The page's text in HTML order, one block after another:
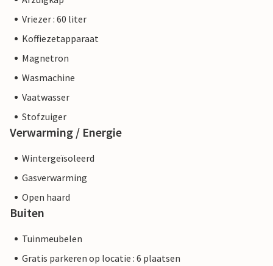
Vriezer : 60 liter
Koffiezetapparaat
Magnetron
Wasmachine
Vaatwasser
Stofzuiger
Verwarming / Energie
Wintergeïsoleerd
Gasverwarming
Open haard
Buiten
Tuinmeubelen
Gratis parkeren op locatie : 6 plaatsen